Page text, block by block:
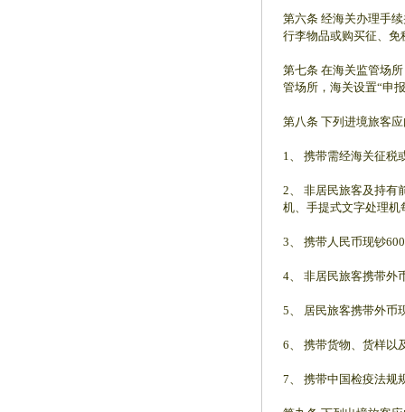
第六条 经海关办理手
行李物品或购买征、
第七条 在海关监管场
管场所，海关设置“申
第八条 下列进境旅客
1、 携带需经海关征税
2、 非居民旅客及持有
机、手提式文字处理机
3、 携带人民币现钞
4、 非居民旅客携带外
5、 居民旅客携带外币
6、 携带货物、货样以
7、 携带中国检疫法规